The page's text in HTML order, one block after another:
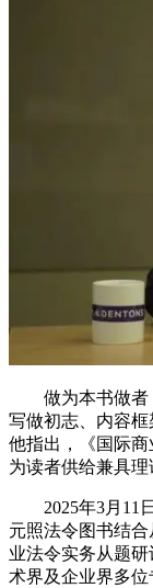
做为本书做者，
写做初志、内容框
他指出，《国际
为读者供给兼具理
2025年3月11日
元照法令图书结
业法令实务从题
术界及企业界多